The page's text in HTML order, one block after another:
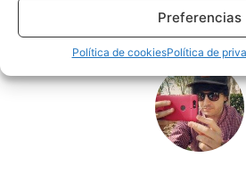
Preferencias
Política de cookiesPolítica de